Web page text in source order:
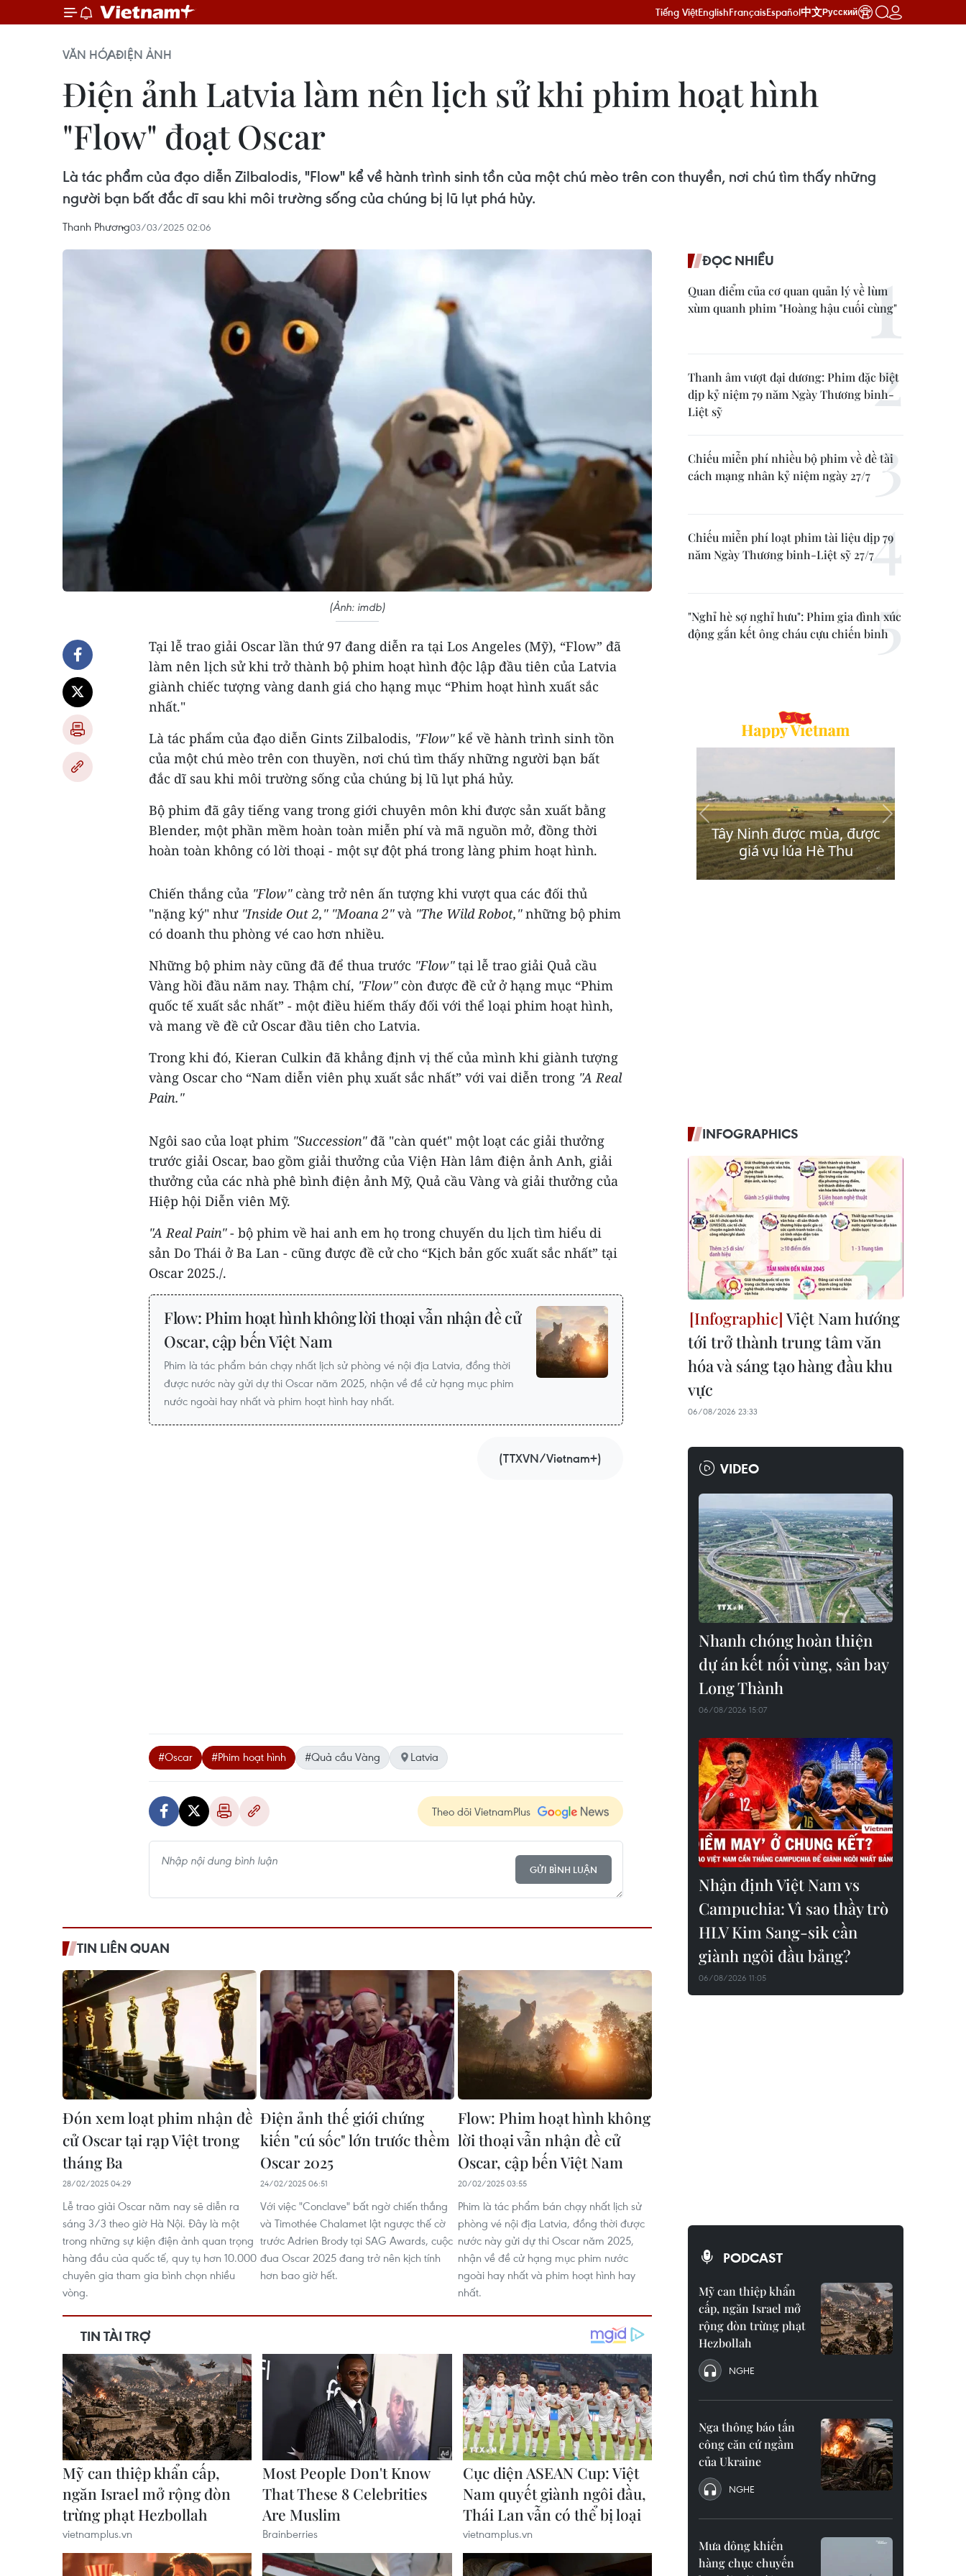
Tiếng ViệtEnglishFrançaisEspañol中文Русский
VĂN HÓAĐIỆN ẢNH
Điện ảnh Latvia làm nên lịch sử khi phim hoạt hình
"Flow" đoạt Oscar
Là tác phẩm của đạo diễn Zilbalodis, "Flow" kể về hành trình sinh tồn của một chú mèo trên con thuyền, nơi chú tìm thấy những
người bạn bất đắc dĩ sau khi môi trường sống của chúng bị lũ lụt phá hủy.
Thanh Phương03/03/2025 02:06
(Ảnh: imdb)
Tại lễ trao giải Oscar lần thứ 97 đang diễn ra tại Los Angeles (Mỹ), “Flow” đã
làm nên lịch sử khi trở thành bộ phim hoạt hình độc lập đầu tiên của Latvia
giành chiếc tượng vàng danh giá cho hạng mục “Phim hoạt hình xuất sắc
nhất."
Là tác phẩm của đạo diễn Gints Zilbalodis, "Flow"kể về hành trình sinh tồn
của một chú mèo trên con thuyền, nơi chú tìm thấy những người bạn bất
đắc dĩ sau khi môi trường sống của chúng bị lũ lụt phá hủy.
Bộ phim đã gây tiếng vang trong giới chuyên môn khi được sản xuất bằng
Blender, một phần mềm hoàn toàn miễn phí và mã nguồn mở, đồng thời
hoàn toàn không có lời thoại - một sự đột phá trong làng phim hoạt hình.
Chiến thắng của "Flow"càng trở nên ấn tượng khi vượt qua các đối thủ
"nặng ký" như "Inside Out 2," "Moana 2"và "The Wild Robot,"những bộ phim
có doanh thu phòng vé cao hơn nhiều.
Những bộ phim này cũng đã để thua trước "Flow"tại lễ trao giải Quả cầu
Vàng hồi đầu năm nay. Thậm chí, "Flow"còn được đề cử ở hạng mục “Phim
quốc tế xuất sắc nhất” - một điều hiếm thấy đối với thể loại phim hoạt hình,
và mang về đề cử Oscar đầu tiên cho Latvia.
Trong khi đó, Kieran Culkin đã khẳng định vị thế của mình khi giành tượng
vàng Oscar cho “Nam diễn viên phụ xuất sắc nhất” với vai diễn trong "A Real
Pain."
Ngôi sao của loạt phim "Succession"đã "càn quét" một loạt các giải thưởng
trước giải Oscar, bao gồm giải thưởng của Viện Hàn lâm điện ảnh Anh, giải
thưởng của các nhà phê bình điện ảnh Mỹ, Quả cầu Vàng và giải thưởng của
Hiệp hội Diễn viên Mỹ.
"A Real Pain"- bộ phim về hai anh em họ trong chuyến du lịch tìm hiểu di
sản Do Thái ở Ba Lan - cũng được đề cử cho “Kịch bản gốc xuất sắc nhất” tại
Oscar 2025./.
Flow: Phim hoạt hình không lời thoại vẫn nhận đề cử
Oscar, cập bến Việt Nam
Phim là tác phẩm bán chạy nhất lịch sử phòng vé nội địa Latvia, đồng thời
được nước này gửi dự thi Oscar năm 2025, nhận về đề cử hạng mục phim
nước ngoài hay nhất và phim hoạt hình hay nhất.
(TTXVN/Vietnam+)
#Oscar #Phim hoạt hình #Quả cầu Vàng Latvia
Theo dõi VietnamPlus
GỬI BÌNH LUẬN
TIN LIÊN QUAN
Đón xem loạt phim nhận đề
cử Oscar tại rạp Việt trong
tháng Ba
28/02/2025 04:29
Lễ trao giải Oscar năm nay sẽ diễn ra
sáng 3/3 theo giờ Hà Nội. Đây là một
trong những sự kiện điện ảnh quan trọng
hàng đầu của quốc tế, quy tụ hơn 10.000
chuyên gia tham gia bình chọn nhiều
vòng.
Điện ảnh thế giới chứng
kiến "cú sốc" lớn trước thềm
Oscar 2025
24/02/2025 06:51
Với việc "Conclave" bất ngờ chiến thắng
và Timothée Chalamet lật ngược thế cờ
trước Adrien Brody tại SAG Awards, cuộc
đua Oscar 2025 đang trở nên kịch tính
hơn bao giờ hết.
Flow: Phim hoạt hình không
lời thoại vẫn nhận đề cử
Oscar, cập bến Việt Nam
20/02/2025 03:55
Phim là tác phẩm bán chạy nhất lịch sử
phòng vé nội địa Latvia, đồng thời được
nước này gửi dự thi Oscar năm 2025,
nhận về đề cử hạng mục phim nước
ngoài hay nhất và phim hoạt hình hay
nhất.
ĐỌC NHIỀU
Quan điểm của cơ quan quản lý về lùm
xùm quanh phim "Hoàng hậu cuối cùng"
Thanh âm vượt đại dương: Phim đặc biệt
dịp kỷ niệm 79 năm Ngày Thương binh-
Liệt sỹ
Chiếu miễn phí nhiều bộ phim về đề tài
cách mạng nhân kỷ niệm ngày 27/7
Chiếu miễn phí loạt phim tài liệu dịp 79
năm Ngày Thương binh-Liệt sỹ 27/7
"Nghỉ hè sợ nghỉ hưu": Phim gia đình xúc
động gắn kết ông cháu cựu chiến binh
INFOGRAPHICS
Việt Nam hướng
tới trở thành trung tâm văn
hóa và sáng tạo hàng đầu khu
vực
06/08/2026 23:33
VIDEO
Nhanh chóng hoàn thiện
dự án kết nối vùng, sân bay
Long Thành
06/08/2026 15:07
Nhận định Việt Nam vs
Campuchia: Vì sao thầy trò
HLV Kim Sang-sik cần
giành ngôi đầu bảng?
06/08/2026 11:05
PODCAST
Mỹ can thiệp khẩn
cấp, ngăn Israel mở
rộng đòn trừng phạt
Hezbollah
NGHE
Nga thông báo tấn
công căn cứ ngầm
của Ukraine
NGHE
Mưa dông khiến
hàng chục chuyến